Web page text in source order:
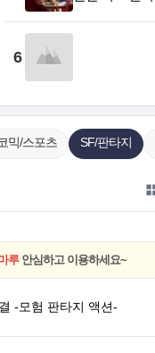
6
믹/스포츠 SF/판타지
루안심하고 이용하세요~
-모험 판타지 액션-